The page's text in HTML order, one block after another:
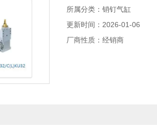
所属分类：销钉气缸
更新时间：2026-01-06
厂商性质：经销商